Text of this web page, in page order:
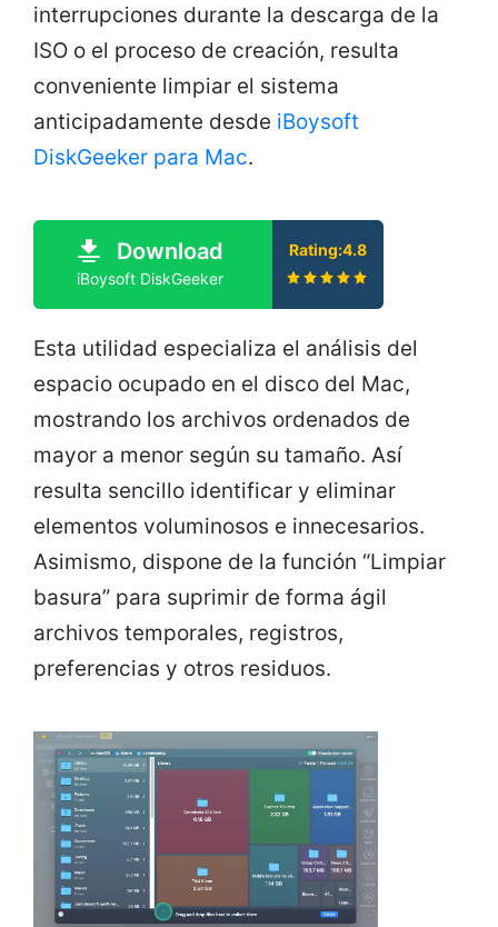
interrupciones durante la descarga de la
ISO o el proceso de creación, resulta
conveniente limpiar el sistema
anticipadamente desde iBoysoft
DiskGeeker para Mac.
Download
iBoysoft DiskGeeker
Rating:4.8
Esta utilidad especializa el análisis del
espacio ocupado en el disco del Mac,
mostrando los archivos ordenados de
mayor a menor según su tamaño. Así
resulta sencillo identificar y eliminar
elementos voluminosos e innecesarios.
Asimismo, dispone de la función “Limpiar
basura” para suprimir de forma ágil
archivos temporales, registros,
preferencias y otros residuos.